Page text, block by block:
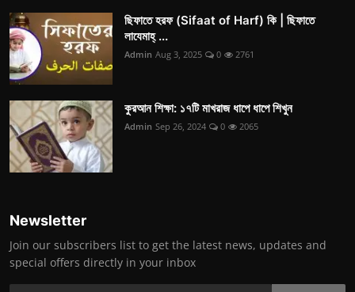
ছিফাতে হরফ (Sifaat of Harf) কি | ছিফাতে
লাযেমাহ্ ...
Admin Aug 3, 2025 0 2761
কুরআন শিক্ষা: ১৭টি মাখরাজ ধাপে ধাপে শিখুন
Admin Sep 26, 2024 0 2065
Newsletter
Join our subscribers list to get the latest news, updates and
special offers directly in your inbox